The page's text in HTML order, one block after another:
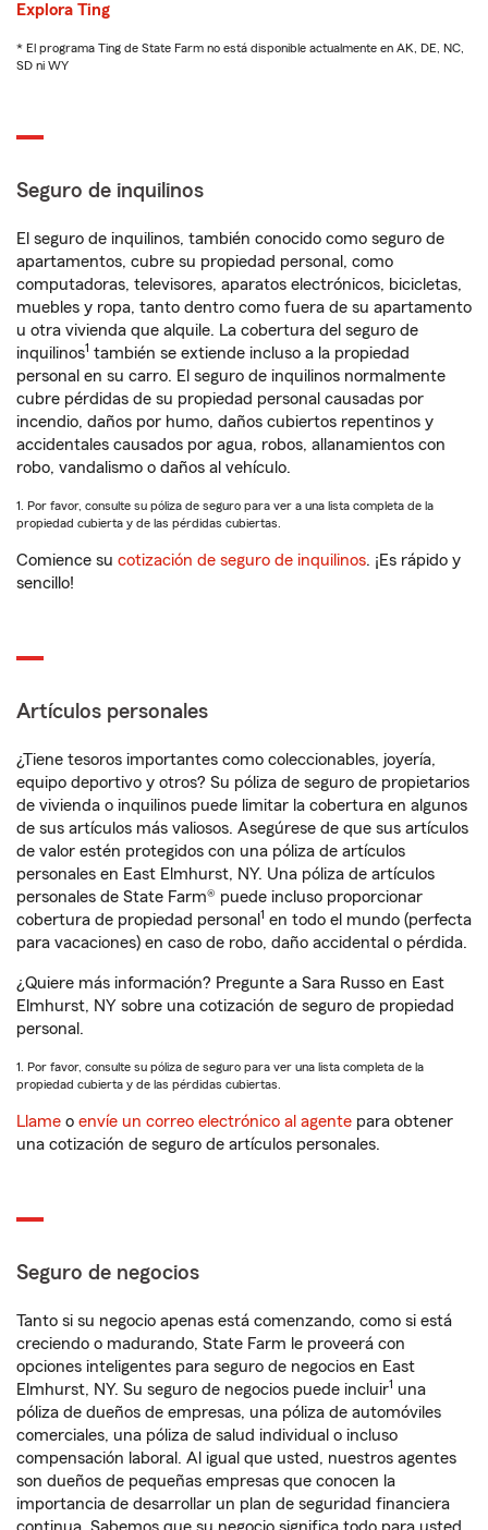
Explora Ting
* El programa Ting de State Farm no está disponible actualmente en AK, DE, NC,
SD ni WY
Seguro de inquilinos
El seguro de inquilinos, también conocido como seguro de
apartamentos, cubre su propiedad personal, como
computadoras, televisores, aparatos electrónicos, bicicletas,
muebles y ropa, tanto dentro como fuera de su apartamento
u otra vivienda que alquile. La cobertura del seguro de
inquilinos1 también se extiende incluso a la propiedad
personal en su carro. El seguro de inquilinos normalmente
cubre pérdidas de su propiedad personal causadas por
incendio, daños por humo, daños cubiertos repentinos y
accidentales causados por agua, robos, allanamientos con
robo, vandalismo o daños al vehículo.
1. Por favor, consulte su póliza de seguro para ver a una lista completa de la
propiedad cubierta y de las pérdidas cubiertas.
Comience su cotización de seguro de inquilinos. ¡Es rápido y
sencillo!
Artículos personales
¿Tiene tesoros importantes como coleccionables, joyería,
equipo deportivo y otros? Su póliza de seguro de propietarios
de vivienda o inquilinos puede limitar la cobertura en algunos
de sus artículos más valiosos. Asegúrese de que sus artículos
de valor estén protegidos con una póliza de artículos
personales en East Elmhurst, NY. Una póliza de artículos
personales de State Farm® puede incluso proporcionar
cobertura de propiedad personal 1 en todo el mundo (perfecta
para vacaciones) en caso de robo, daño accidental o pérdida.
¿Quiere más información? Pregunte a Sara Russo en East
Elmhurst, NY sobre una cotización de seguro de propiedad
personal.
1. Por favor, consulte su póliza de seguro para ver una lista completa de la
propiedad cubierta y de las pérdidas cubiertas.
Llame o envíe un correo electrónico al agente para obtener
una cotización de seguro de artículos personales.
Seguro de negocios
Tanto si su negocio apenas está comenzando, como si está
creciendo o madurando, State Farm le proveerá con
opciones inteligentes para seguro de negocios en East
Elmhurst, NY. Su seguro de negocios puede incluir1 una
póliza de dueños de empresas, una póliza de automóviles
comerciales, una póliza de salud individual o incluso
compensación laboral. Al igual que usted, nuestros agentes
son dueños de pequeñas empresas que conocen la
importancia de desarrollar un plan de seguridad financiera